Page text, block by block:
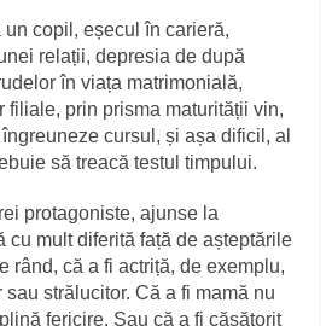
copil, eșecul în carieră,
relații, depresia de după
în viața matrimonială,
filiale, prin prisma maturității vin,
cursul, și așa dificil, al
să treacă testul timpului.
protagoniste, ajunse la
cu mult diferită față de așteptările
rând, că a fi actriță, de exemplu,
sau strălucitor. Că a fi mamă nu
fericire. Sau că a fi căsătorit